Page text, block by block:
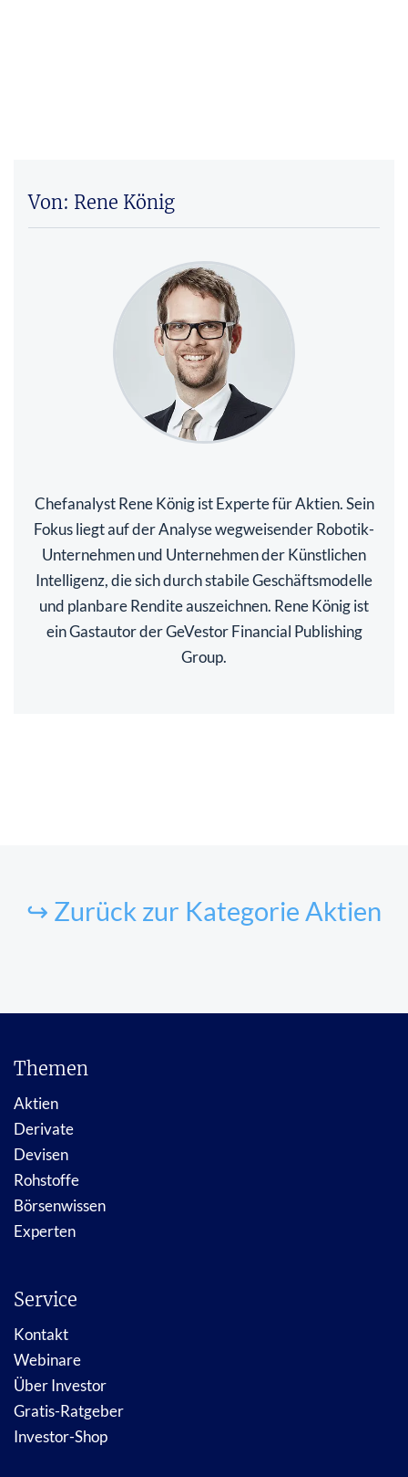
Von: Rene König
Chefanalyst Rene König ist Experte für Aktien. Sein
Fokus liegt auf der Analyse wegweisender Robotik-
Unternehmen und Unternehmen der Künstlichen
Intelligenz, die sich durch stabile Geschäftsmodelle
und planbare Rendite auszeichnen. Rene König ist
ein Gastautor der GeVestor Financial Publishing
Group.
↪ Zurück zur Kategorie Aktien
Themen
Aktien
Derivate
Devisen
Rohstoffe
Börsenwissen
Experten
Service
Kontakt
Webinare
Über Investor
Gratis-Ratgeber
Investor-Shop